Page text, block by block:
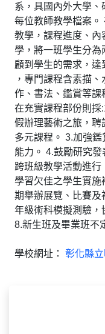
系，具國內外大學
每位教師教學檔案。
教學，課程進度、內
學，將一班學生分為
顧到學生的需求，
，專門課程含素描
作、書法、鑑賞等課
在充實課程部份則採
假辦理藝術之旅，聘
多元課程。 3.加強
能力。 4.鼓勵研究發
跨班級教學活動進
學習欠佳之學生實施
期舉辦展覽、比賽及
年級術科模擬測驗，
8.新生班及畢業班不
學校網址： 彰化縣立